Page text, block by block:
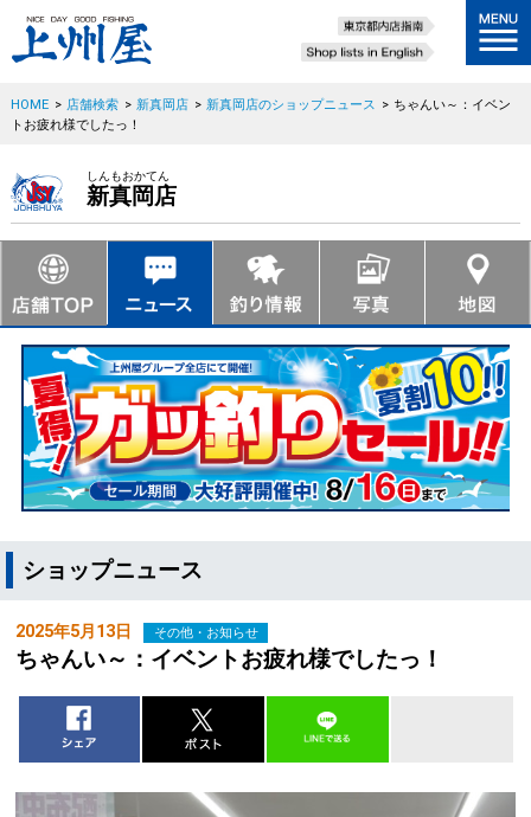
HOME > 店舗検索 > 新真岡店 > 新真岡店のショップニュース > ちゃんい～：イベン
トお疲れ様でしたっ！
しんもおかてん
新真岡店
ショップニュース
2025年5月13日 その他・お知らせ
ちゃんい～：イベントお疲れ様でしたっ！